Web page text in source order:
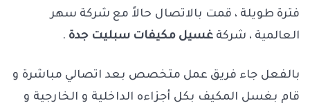
فترة طويلة ، قمت بالاتصال حالاً مع شركة سهر
العالمية ، شركة غسيل مكيفات سبليت جدة .
بالفعل جاء فريق عمل متخصص بعد اتصالي مباشرة و
قام بغسل المكيف بكل أجزاءه الداخلية و الخارجية و